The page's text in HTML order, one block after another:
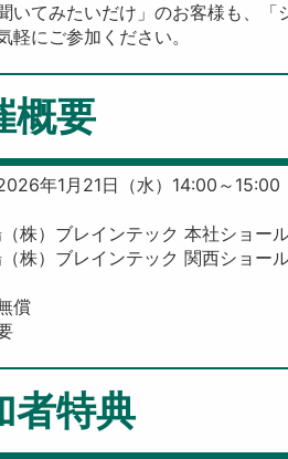
いてみたいだけ」のお客様も、
軽にご参加ください。
概要
年1月21日（水）14:00～15:00
株）ブレインテック 本社ショール
株）ブレインテック 関西ショール
償
者特典